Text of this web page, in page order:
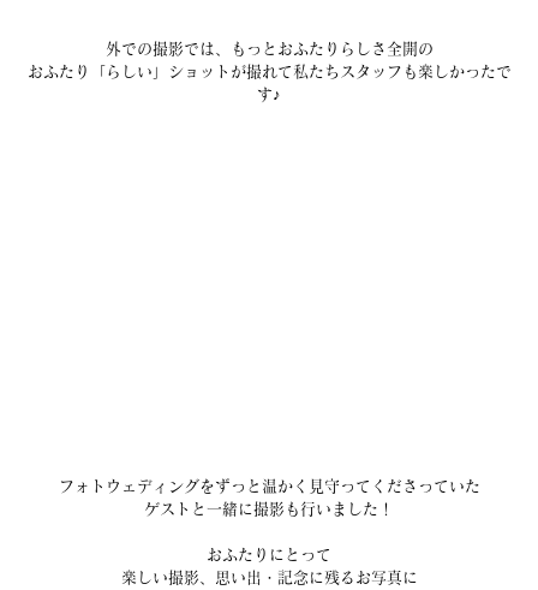
外での撮影では、もっとおふたりらしさ全開の
おふたり「らしい」ショットが撮れて私たちスタッフも楽しかったで
す♪
フォトウェディングをずっと温かく見守ってくださっていた
ゲストと一緒に撮影も行いました！
おふたりにとって
楽しい撮影、思い出・記念に残るお写真に